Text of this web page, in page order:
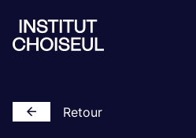
Retour